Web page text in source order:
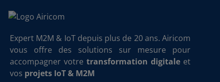
Expert M2M & IoT depuis plus de 20 ans. Airicom
vous offre des solutions sur mesure pour
accompagner votre transformation digitale et
vos projets IoT & M2M